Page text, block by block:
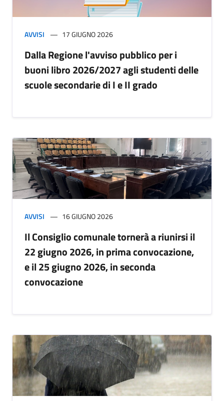
AVVISI 17 GIUGNO 2026
Dalla Regione l'avviso pubblico per i
buoni libro 2026/2027 agli studenti delle
scuole secondarie di I e II grado
AVVISI 16 GIUGNO 2026
Il Consiglio comunale tornerà a riunirsi il
22 giugno 2026, in prima convocazione,
e il 25 giugno 2026, in seconda
convocazione